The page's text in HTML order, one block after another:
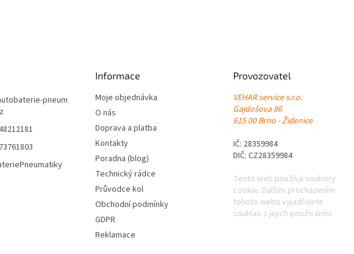
pneum
Informace
Moje objednávka
O nás
Doprava a platba
Kontakty
Poradna (blog)
Technický rádce
Průvodce kol
Obchodní podmínky
GDPR
Reklamace
Provozovatel
VEHAR service s.r.o.
Gajdošova 86
615 00 Brno - Židenice
IČ: 28359984
DIČ: CZ28359984
Tento web používá soubory
cookie. Dalším procházením
tohoto webu vyjadřujete
souhlas s jejich používáním.